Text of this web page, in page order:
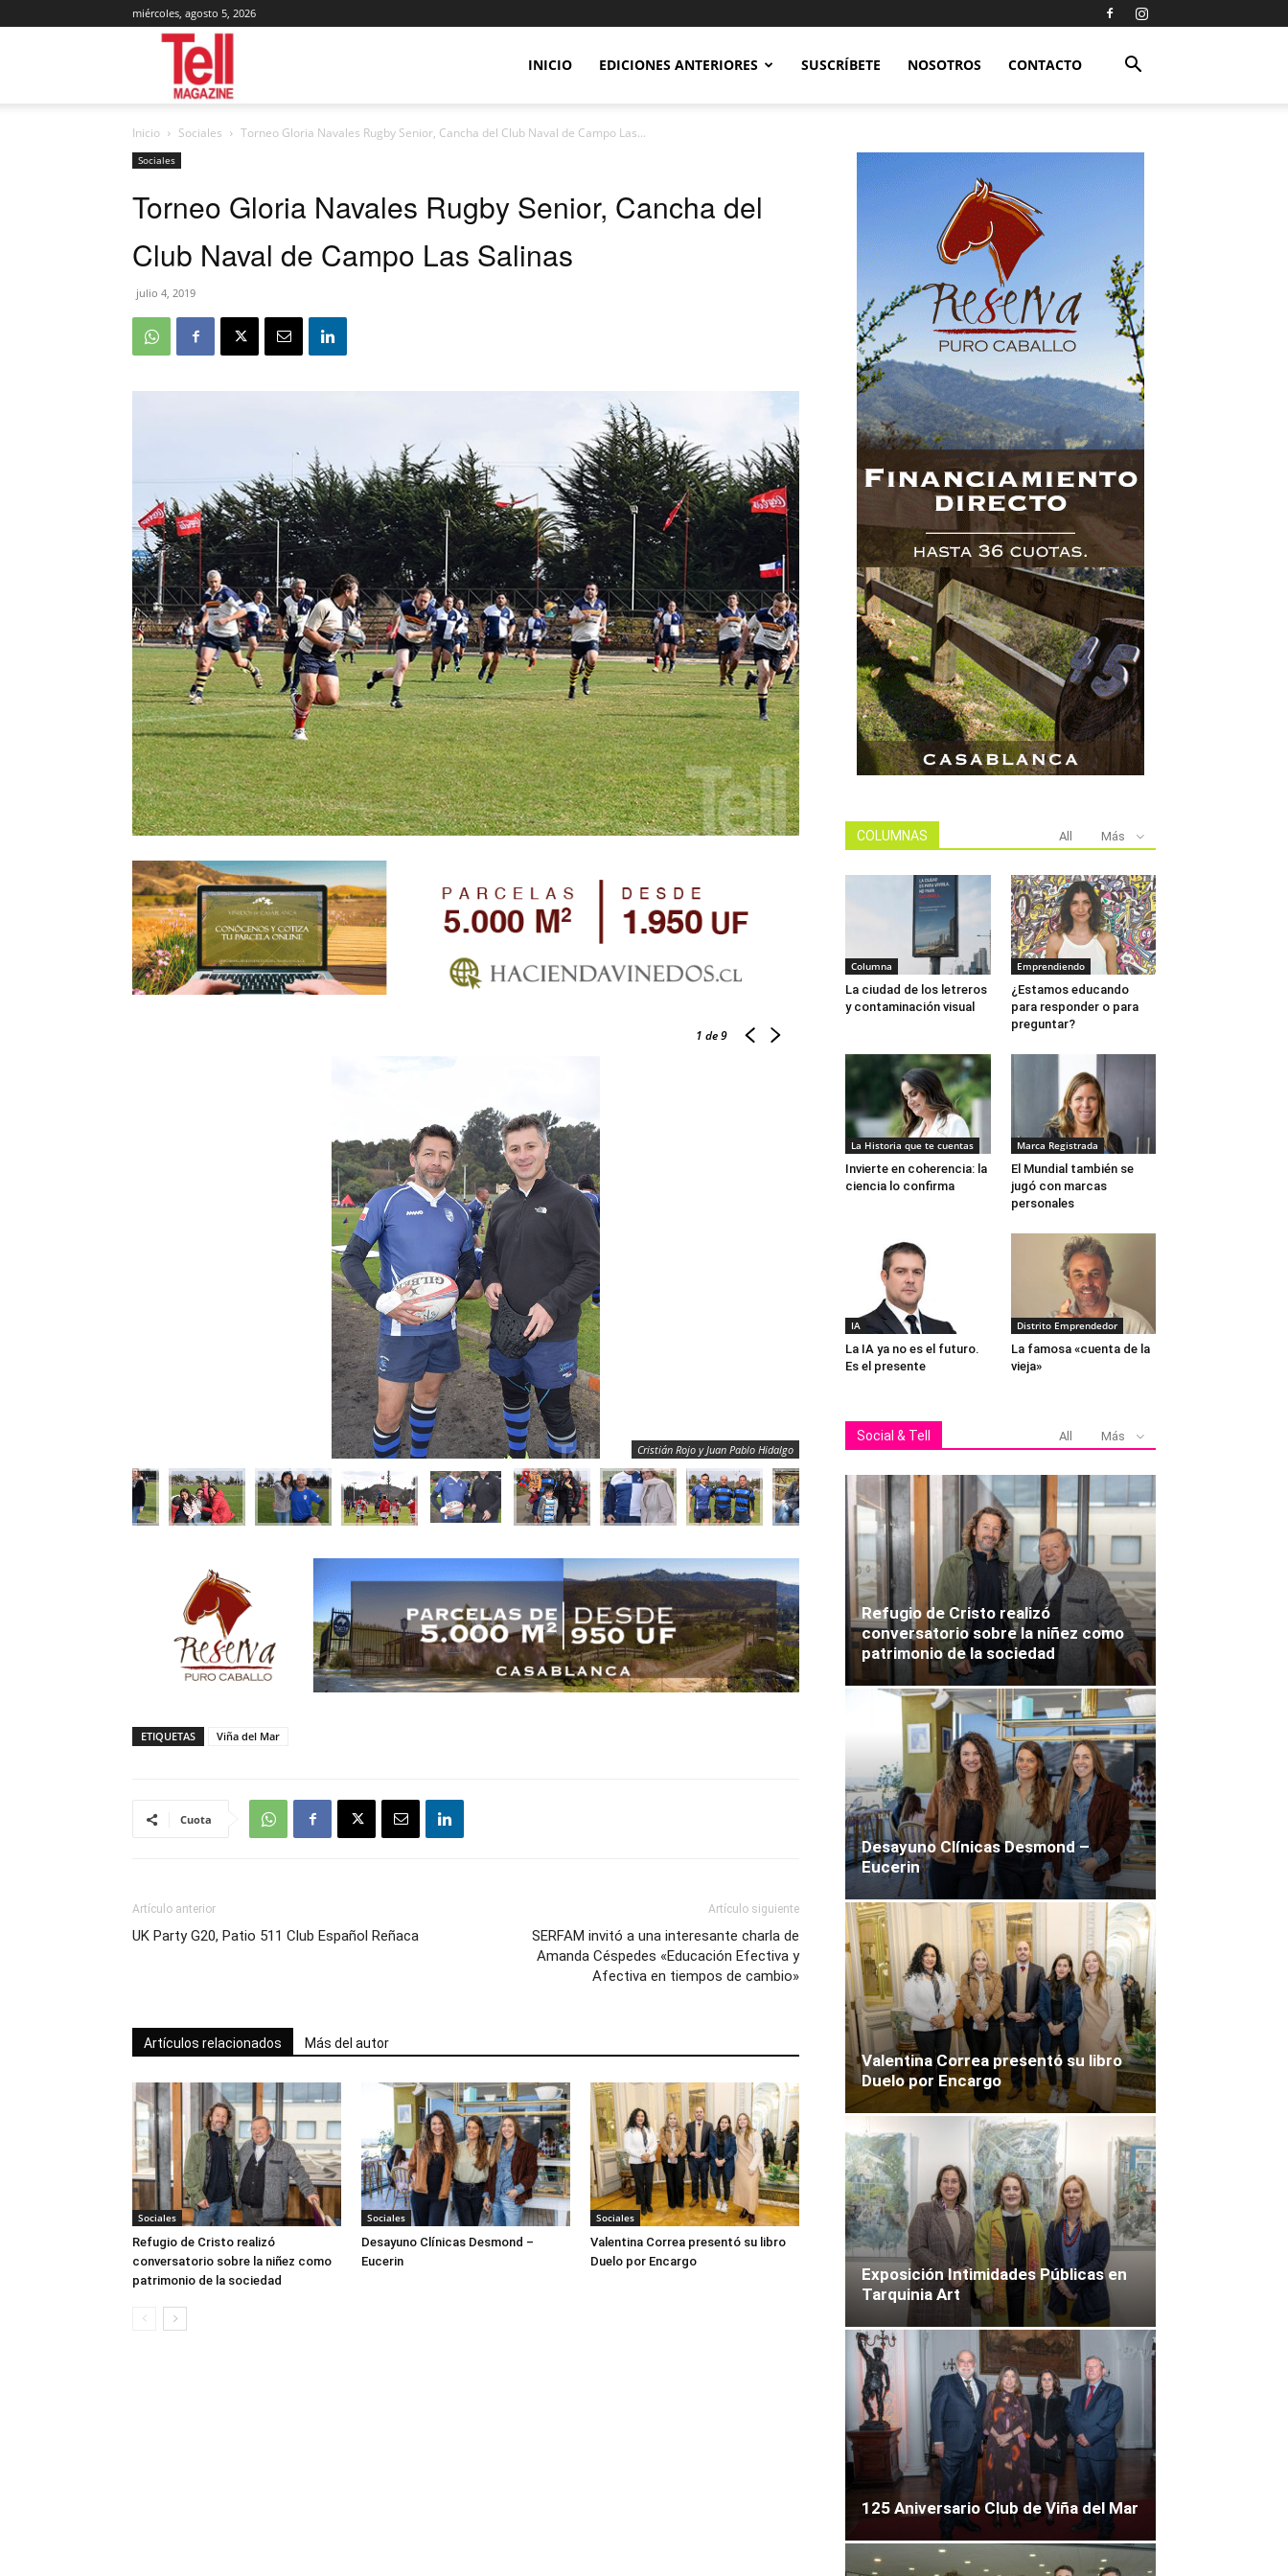
miércoles, agosto 5, 2026
Magazine
INICIO EDICIONES ANTERIORES SUSCRÍBETE NOSOTROS CONTACTO
Inicio Sociales Torneo Gloria Navales Rugby Senior, Cancha del Club Naval de Campo Las...
Sociales
Torneo Gloria Navales Rugby Senior, Cancha del
Club Naval de Campo Las Salinas
julio 4, 2019
1 de 9
Cristián Rojo y Juan Pablo Hidalgo
ETIQUETAS Viña del Mar
Cuota
Artículo anterior
UK Party G20, Patio 511 Club Español Reñaca
Artículo siguiente
SERFAM invitó a una interesante charla de
Amanda Céspedes «Educación Efectiva y
Afectiva en tiempos de cambio»
Artículos relacionados Más del autor
Sociales
Refugio de Cristo realizó
conversatorio sobre la niñez como
patrimonio de la sociedad
Sociales
Desayuno Clínicas Desmond –
Eucerin
Sociales
Valentina Correa presentó su libro
Duelo por Encargo
COLUMNAS All Más
Columna
La ciudad de los letreros
y contaminación visual
Emprendiendo
¿Estamos educando
para responder o para
preguntar?
La Historia que te cuentas
Invierte en coherencia: la
ciencia lo confirma
Marca Registrada
El Mundial también se
jugó con marcas
personales
IA
La IA ya no es el futuro.
Es el presente
Distrito Emprendedor
La famosa «cuenta de la
vieja»
Social & Tell All Más
Refugio de Cristo realizó
conversatorio sobre la niñez como
patrimonio de la sociedad
Desayuno Clínicas Desmond –
Eucerin
Valentina Correa presentó su libro
Duelo por Encargo
Exposición Intimidades Públicas en
Tarquinia Art
125 Aniversario Club de Viña del Mar